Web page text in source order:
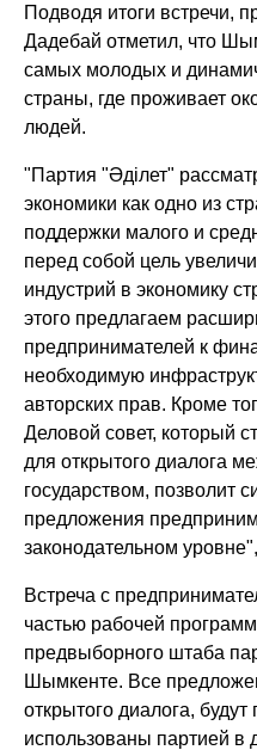
Подводя итоги встречи,
Дадебай отметил, что
самых молодых и
страны, где проживает
людей.
"Партия "Әділет"
экономики как одно из
поддержки малого и
перед собой цель
индустрий в экономику
этого предлагаем
предпринимателей к
необходимую
авторских прав. Кроме
Деловой совет, который
для открытого диалога
государством, позволит
предложения
законодательном уровне"
Встреча с
частью рабочей
предвыборного штаба
Шымкенте. Все
открытого диалога,
использованы партией в